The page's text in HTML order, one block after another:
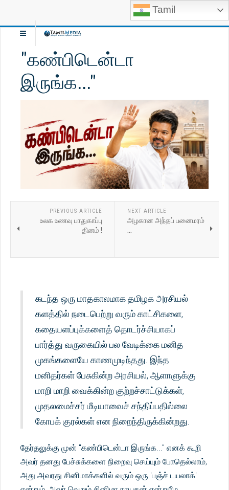
Tamil
"கண்பிடென்டா
இருங்க..."
PREVIOUS ARTICLE
உலக உணவு பாதுகாப்பு
தினம் !
NEXT ARTICLE
அழகான அந்தப் பனைமரம்
...
கடந்த ஒரு மாதகாலமாக தமிழக அரசியல்
களத்தில் நடைபெற்று வரும் காட்சிகளை,
கதையளப்புக்களைத் தொடர்ச்சியாகப்
பார்த்து வருகையில் பல வேடிக்கை மனித
முகங்களையே காணமுடிந்தது. இந்த
மனிதர்கள் பேசுகின்ற அரசியல், ஆளாளுக்கு
மாறி மாறி வைக்கின்ற குற்றச்சாட்டுக்கள்,
முதலமைச்சர் மீடியாவைச் சந்திப்பதில்லை
கோபக் குரல்கள் என நிறைந்திருக்கின்றது.
தேர்தலுக்கு முன் "கண்பிடென்டா இருங்க..." எனக் கூறி
அவர் தனது பேச்சுக்களை நிறைவு செய்யும் போதெல்லாம்,
அது அவரது சினிமாக்களில் வரும் ஒரு 'பஞ்ச் டயலாக்'